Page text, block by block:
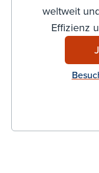
weltweit
Effizienz